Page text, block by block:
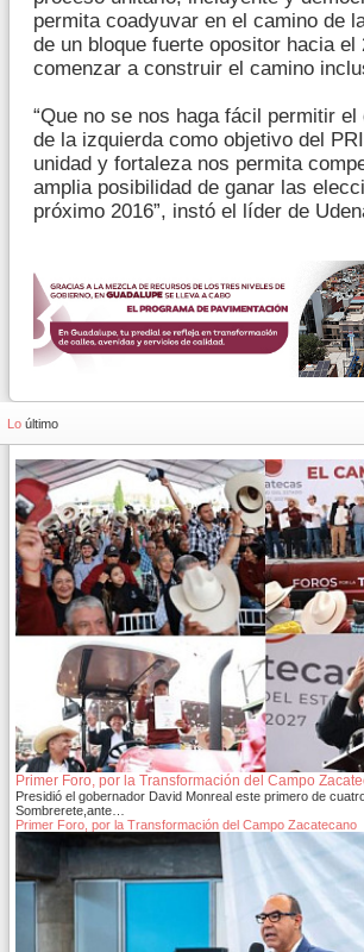
permita coadyuvar en el camino de
de un bloque fuerte opositor hacia el
comenzar a construir el camino
“Que no se nos haga fácil permitir
de la izquierda como objetivo del
unidad y fortaleza nos permita
amplia posibilidad de ganar las
próximo 2016”, instó el líder de
Lo último
Primer Foro, por la Transformación del Campo
Presidió el gobernador David Monreal este primero de
Sombrerete,ante…
Primer Foro, por la Transformación del Campo Zacatecano